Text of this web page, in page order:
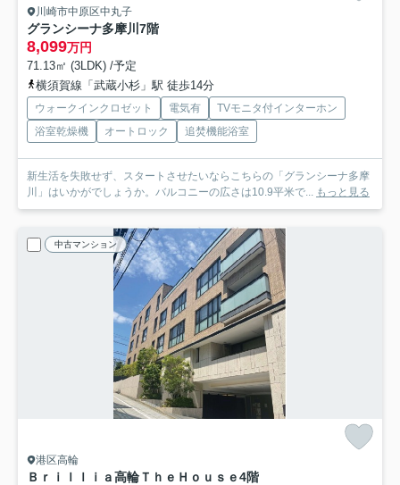
川崎市中原区中丸子
グランシーナ多摩川 7階
8,099万円
71.13㎡ (3LDK) /予定
横須賀線「武蔵小杉」駅 徒歩14分
ウォークインクロゼット 電気有
TVモニタ付インターホン
浴室乾燥機
オートロック 追焚機能浴室
新生活を失敗せず、スタートさせたいならこちらの「グランシーナ多摩
川」はいかがでしょうか。バルコニーの広さは10.9平米で... もっと見る
中古マンション
港区高輪
Ｂｒｉｌｌｉａ高輪ＴｈｅＨｏｕｓｅ4階